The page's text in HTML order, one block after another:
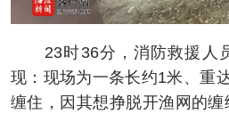
23时36分，消防救援人
现：现场为一条长约1米、重
缠住，因其想挣脱开渔网的